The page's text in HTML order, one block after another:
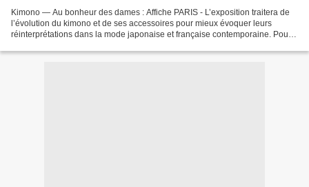
Kimono — Au bonheur des dames : Affiche PARIS - L’exposition traitera de
l’évolution du kimono et de ses accessoires pour mieux évoquer leurs
réinterprétations dans la mode japonaise et française contemporaine. Pour